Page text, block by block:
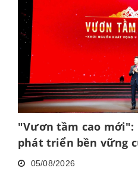
"Vươn tầm cao
phát triển bền vững
05/08/2026